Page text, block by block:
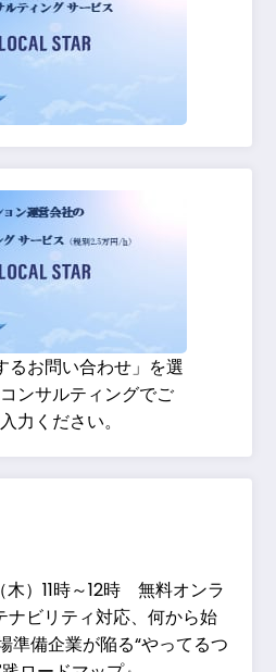
るお問い合わせ」を選
ンサルティングでご
力ください。
木）11時～12時 無料オンラ
ナビリティ対応、何から始
準備企業が陥る“やってるつ